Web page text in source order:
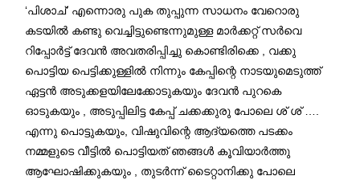
‘പിശാച്‌’ എന്നൊരു പുക തുപ്പുന്ന സാധനം വേറൊരു
കടയിൽ കണ്ടു വെച്ചിട്ടുണ്ടെന്നുമുള്ള മാർക്കറ്റ് സർവെ
റിപ്പോർട്ട് ദേവൻ അവതരിപ്പിച്ചു കൊണ്ടിരിക്കെ , വക്കു
പൊട്ടിയ പെട്ടിക്കുള്ളിൽ നിന്നും കേപ്പിന്റെ നാടയുമെടുത്ത്
ഏട്ടൻ അടുക്കളയിലേക്കോടുകയും ദേവൻ പുറകെ
ഓടുകയും , അടുപ്പിലിട്ട കേപ്പ് ചക്കക്കുരു പോലെ ശ് ശ് ….
എന്നു പൊട്ടുകയും, വിഷുവിന്റെ ആദ്യത്തെ പടക്കം
നമ്മളുടെ വീട്ടിൽ പൊട്ടിയത് ഞങ്ങൾ കൂവിയാർത്തു
ആഘോഷിക്കുകയും , തുടർന്ന് ടൈറ്റാനിക്കു പോലെ